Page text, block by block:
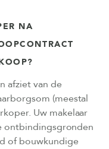
NA
afziet van de
(meestal
Uw makelaar
ontbindingsgronden
of bouwkundige